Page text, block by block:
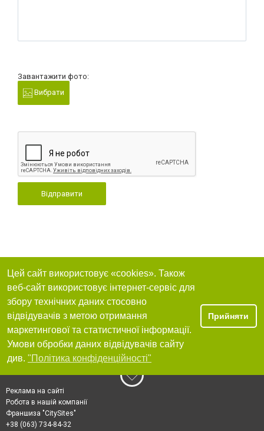
Завантажити фото:
Вибрати
Відправити
Цей сайт використовує «cookies». Також
веб-сайт використовує інтернет-сервіс для
збору технічних даних стосовно
відвідувачів з метою отримання
маркетингової та статистичної інформації.
Умови обробки даних відвідувачів сайту
див. "Політика конфіденційності"
Прийняти
Реклама на сайті
Робота в нашій компанії
Франшиза "CitySites"
+38 (063) 734-84-32